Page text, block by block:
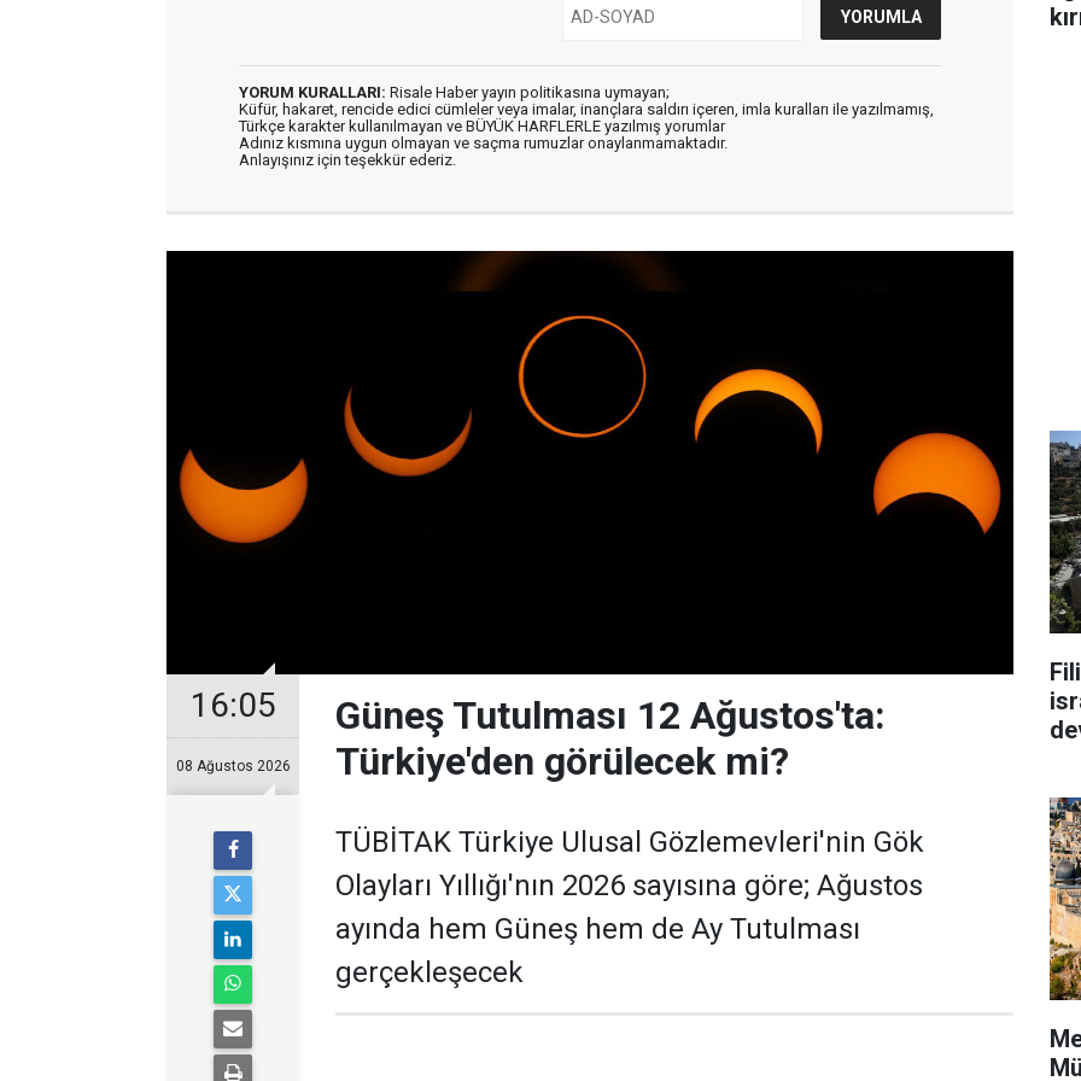
YORUM KURALLARI: Risale Haber yayın politikasına uymayan;
Küfür, hakaret, rencide edici cümleler veya imalar, inançlara saldırı içeren, imla kuralları ile yazılmamış,
Türkçe karakter kullanılmayan ve BÜYÜK HARFLERLE yazılmış yorumlar
Adınız kısmına uygun olmayan ve saçma rumuzlar onaylanmamaktadır.
Anlayışınız için teşekkür ederiz.
16:05
08 Ağustos 2026
Güneş Tutulması 12 Ağustos'ta:
Türkiye'den görülecek mi?
TÜBİTAK Türkiye Ulusal Gözlemevleri'nin Gök
Olayları Yıllığı'nın 2026 sayısına göre; Ağustos
ayında hem Güneş hem de Ay Tutulması
gerçekleşecek